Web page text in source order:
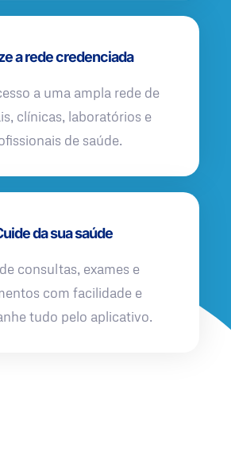
a rede credenciada
a uma ampla rede de
clínicas, laboratórios e
de saúde.
da sua saúde
consultas, exames e
com facilidade e
tudo pelo aplicativo.